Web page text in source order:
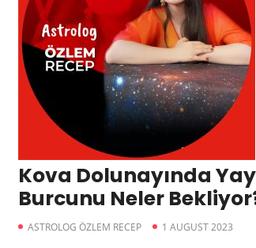
Kova Dolunayında Yay
Burcunu Neler
ASTROLOG ÖZLEM RECEP 1 AUGUST 2023